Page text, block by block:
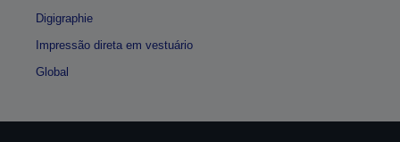
Digigraphie
Impressão direta em vestuário
Global